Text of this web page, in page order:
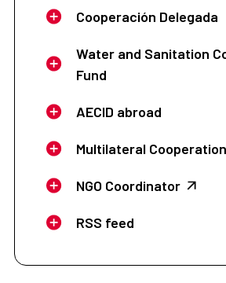
Cooperación Delegada
Water and Sanitation
Fund
AECID abroad
Multilateral Cooperation
NGO Coordinator
RSS feed